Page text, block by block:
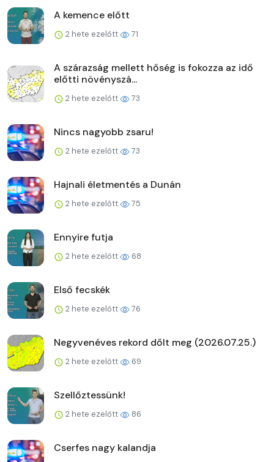
A kemence előtt
2 hete ezelőtt 71
A szárazság mellett hőség is fokozza az idő
előtti növényszá...
2 hete ezelőtt 73
Nincs nagyobb zsaru!
2 hete ezelőtt 73
Hajnali életmentés a Dunán
2 hete ezelőtt 75
Ennyire futja
2 hete ezelőtt 68
Első fecskék
2 hete ezelőtt 76
Negyvenéves rekord dőlt meg (2026.07.25.)
2 hete ezelőtt 69
Szellőztessünk!
2 hete ezelőtt 86
Cserfes nagy kalandja